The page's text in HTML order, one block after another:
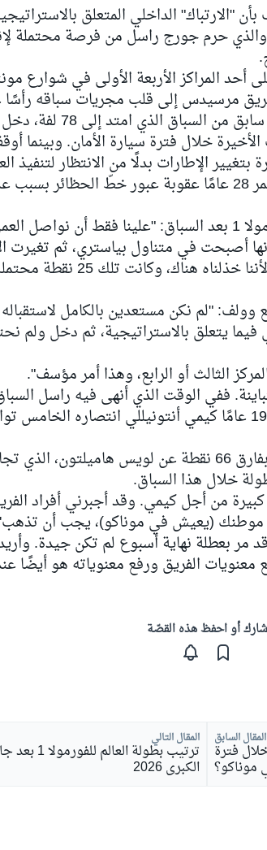
الداخلي المتعلق
حرم جورج راسل من فرصة محتملة
المراكز الأربعة الأولى في شوارع
مرسيدس إلى قلب مجريات سباقه
وبعد تلقيه عقوبة خمس ثوانٍ في وقت سابق من
خلال فترة سيارة الأمان. وبينما
الإطارات بدلًا من الانتظار لتنفيذ
ونتيجة لذلك، تلقى السائق البالغ من العمر 28 عامًا عقوبة عبور خطّ
وقال وولف لشبكة سكاي سبورتس فورمولا 1 بعد السباق: "علينا فقط أن
أصبحت في متناول بياستري، ثم تغيرت
وأضاف: "كانت مونتريال دراما حقيقية
وولف: "لم نكن مستعدين بالكامل
فيما يتعلق بالاستراتيجية، ثم دخل
الثالث أو الرابع، وهذا أمر مؤسف".
ففي الوقت الذي أنهى فيه راسل
الثالث عشر، حقق زميله البالغ من العمر 19 عامًا كيمي أنتونيللي انتصاره
وبات أنتونيللي يتصدر بطولة السائقين بفارق 66 نقطة عن لويس
خلال هذا السباق.
من أجل كيمي. وقد أجبرني أفراد
موطنك (يعيش في موناكو)، يجب أن
بعطلة نهاية أسبوع لم تكن جيدة.
معنويات الفريق ورفع معنوياته هو أيضًا
شارك أو احفظ هذه القصّة
المقال السابق
فترة
موناكو؟
المقال التالي
ترتيب بطولة
الكبرى 2026